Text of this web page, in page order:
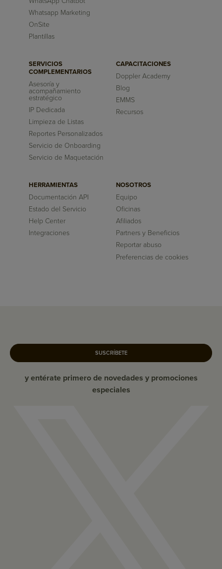
Whatsapp Marketing
OnSite
Plantillas
SERVICIOS
COMPLEMENTARIOS
Asesoría y
acompañamiento
estratégico
IP Dedicada
Limpieza de Listas
Reportes Personalizados
Servicio de Onboarding
Servicio de Maquetación
CAPACITACIONES
Doppler Academy
Blog
EMMS
Recursos
HERRAMIENTAS
Documentación API
Estado del Servicio
Help Center
Integraciones
NOSOTROS
Equipo
Oficinas
Afiliados
Partners y Beneficios
Reportar abuso
Preferencias de cookies
SUSCRÍBETE
y entérate primero de novedades y promociones
especiales